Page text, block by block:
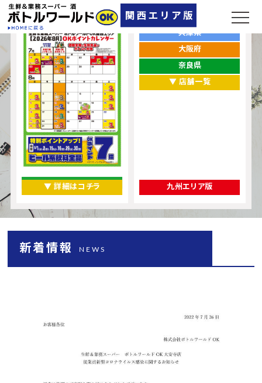
ポイントカレンダー
▼ 詳細はコチラ
お店をエリアから探す
兵庫県
大阪府
奈良県
▼ 店舗一覧
九州エリア版
新着情報 NEWS